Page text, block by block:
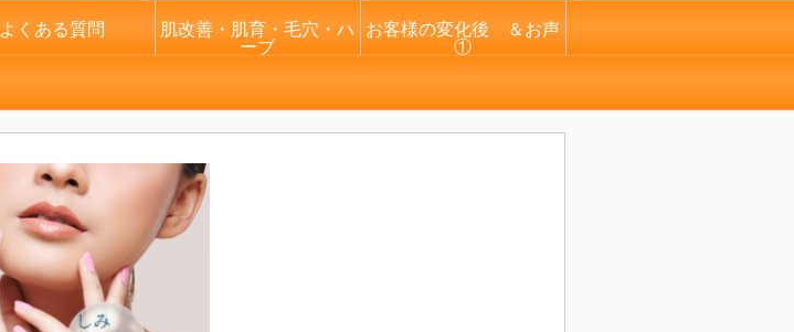
よくある質問
肌改善・肌育・毛穴・ハ
ーブ
お客様の変化後 ＆お声
①